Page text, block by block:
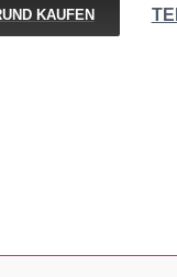
KAUFEN